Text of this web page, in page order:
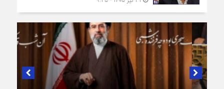
در لبیک به تصمیم سرنوشت‌ساز مجلس خبرگان رهبری؛